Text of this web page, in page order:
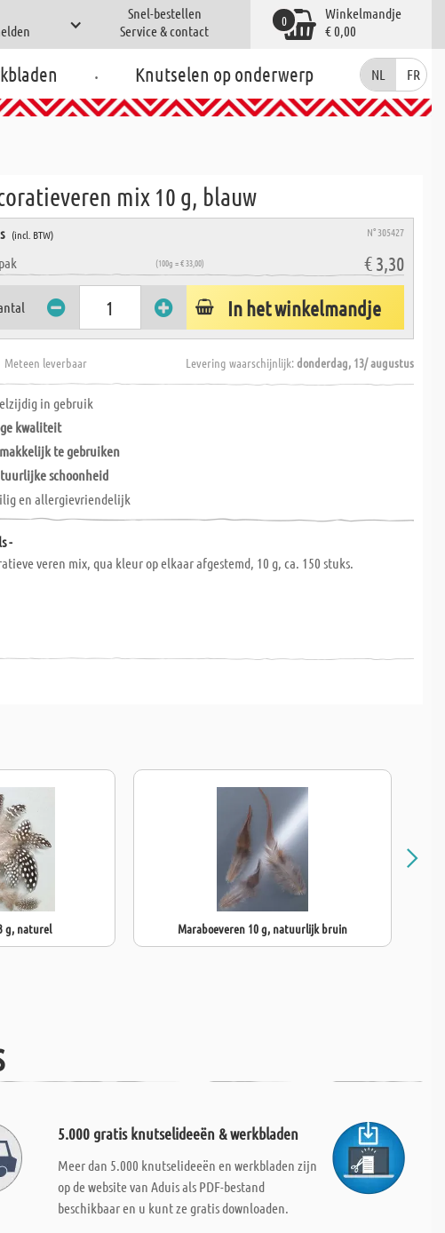
Snel-bestellen
Service & contact
Winkelmandje
€ 0,00
0
. Knutselen op onderwerp NL FR
mix 10 g, blauw
(incl. BTW) N° 305427
pak (100g = € 33,00) € 3,30
In het winkelmandje
Meteen leverbaar Levering waarschijnlijk:donderdag, 13/ augustus
in gebruik
kwaliteit
te gebruiken
schoonheid
en allergievriendelijk
-
veren mix, qua kleur op elkaar afgestemd, 10 g, ca. 150 stuks.
g, naturel Maraboeveren 10 g, natuurlijk bruin
5.000 gratis knutselideeën & werkbladen
Meer dan 5.000 knutselideeën en werkbladen zijn
op de website van Aduis als PDF-bestand
beschikbaar en u kunt ze gratis downloaden.